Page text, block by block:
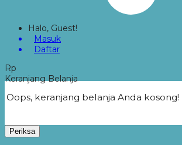
Halo, Guest!
Masuk
Daftar
Rp
Keranjang Belanja
Oops, keranjang belanja Anda kosong!
Periksa